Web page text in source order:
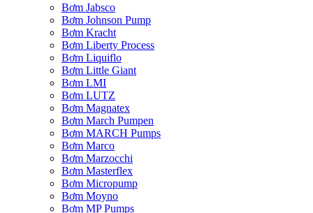
Bơm Jabsco
Bơm Johnson Pump
Bơm Kracht
Bơm Liberty Process
Bơm Liquiflo
Bơm Little Giant
Bơm LMI
Bơm LUTZ
Bơm Magnatex
Bơm March Pumpen
Bơm MARCH Pumps
Bơm Marco
Bơm Marzocchi
Bơm Masterflex
Bơm Micropump
Bơm Moyno
Bơm MP Pumps